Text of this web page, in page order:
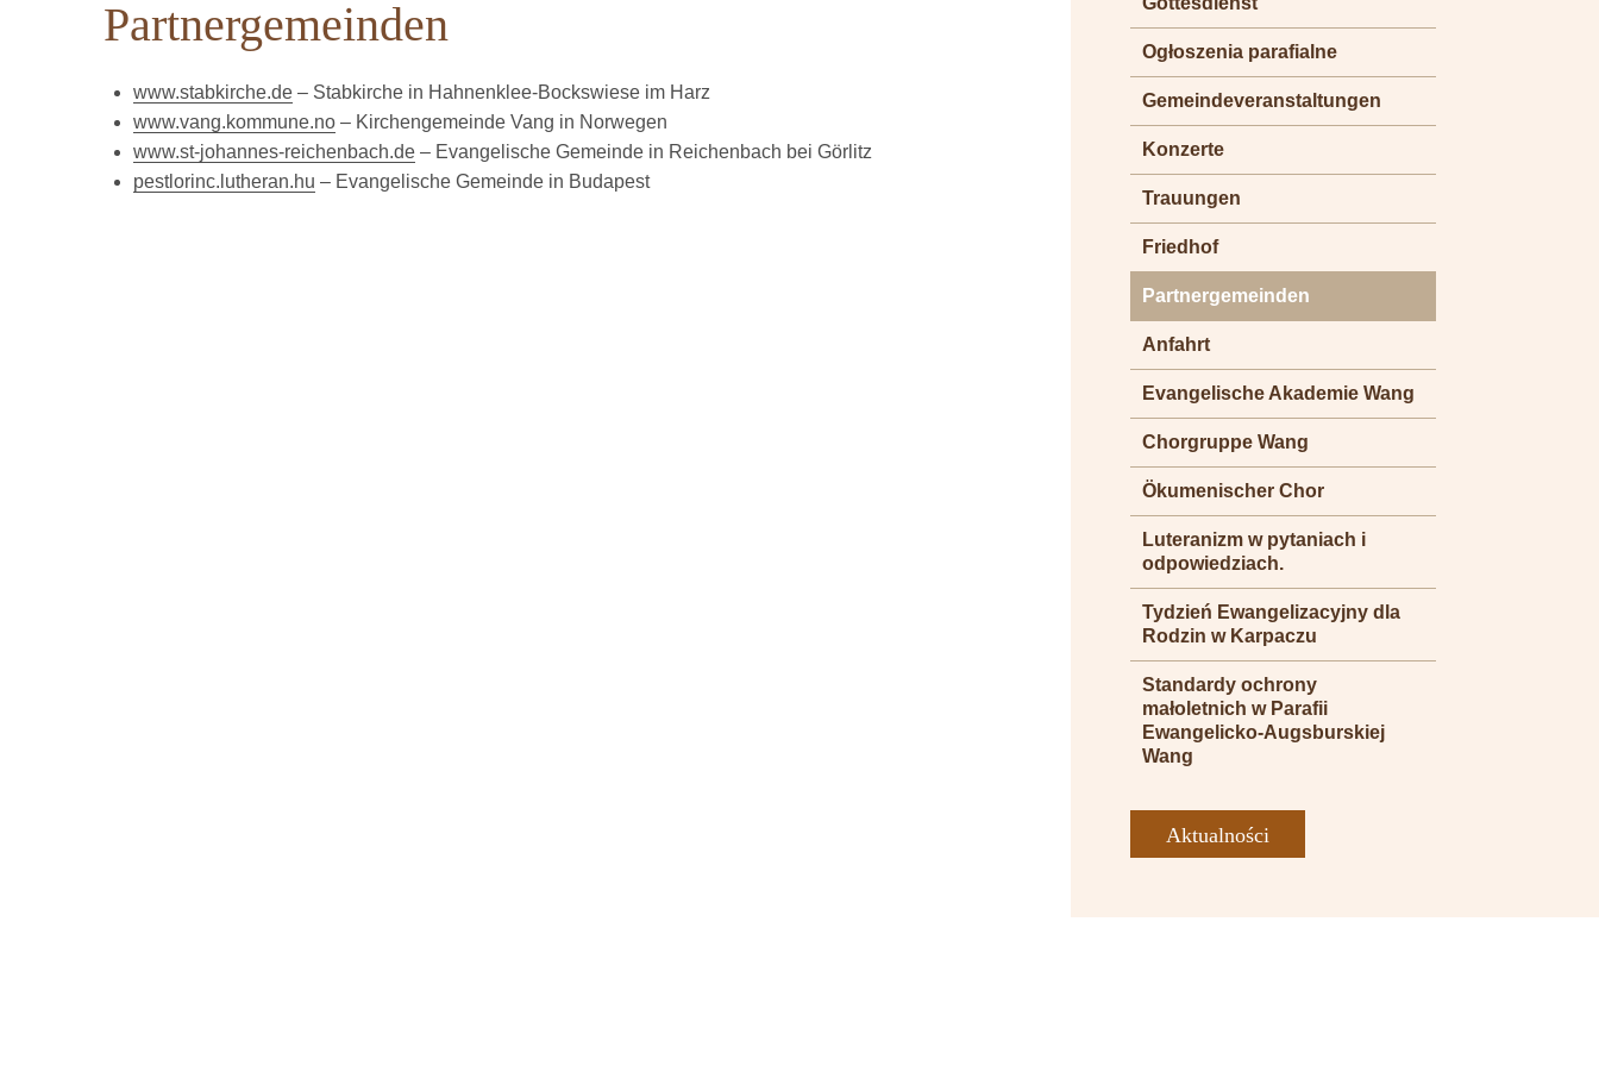
Partnergemeinden
www.stabkirche.de – Stabkirche in Hahnenklee-Bockswiese im Harz
www.vang.kommune.no – Kirchengemeinde Vang in Norwegen
www.st-johannes-reichenbach.de – Evangelische Gemeinde in Reichenbach bei Görlitz
pestlorinc.lutheran.hu – Evangelische Gemeinde in Budapest
Ogłoszenia parafialne
Gemeindeveranstaltungen
Konzerte
Trauungen
Friedhof
Partnergemeinden
Anfahrt
Evangelische Akademie Wang
Chorgruppe Wang
Ökumenischer Chor
Luteranizm w pytaniach i
odpowiedziach.
Tydzień Ewangelizacyjny dla
Rodzin w Karpaczu
Standardy ochrony
małoletnich w Parafii
Ewangelicko-Augsburskiej
Wang
Aktualności